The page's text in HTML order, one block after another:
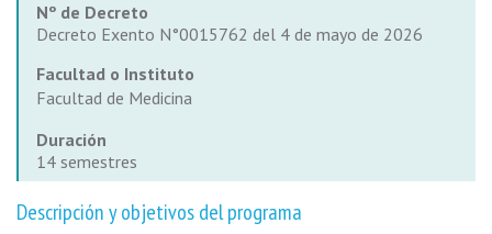
Nº de Decreto
Decreto Exento N°0015762 del 4 de mayo de 2026
Facultad o Instituto
Facultad de Medicina
Duración
14 semestres
Descripción y objetivos del programa